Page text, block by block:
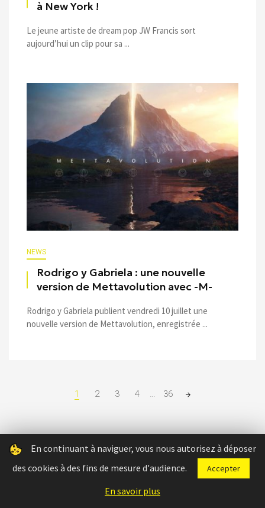
à New York !
Le jeune artiste de dream pop JW Francis sort
aujourd’hui un clip pour sa ...
NEWS
Rodrigo y Gabriela : une nouvelle
version de Mettavolution avec -M-
Rodrigo y Gabriela publient vendredi 10 juillet une
nouvelle version de Mettavolution, enregistrée ...
1 2 3 4 … 36
Derniers articles
En continuant à naviguer, vous nous autorisez à déposer
des cookies à des fins de mesure d'audience.
Accepter
En savoir plus